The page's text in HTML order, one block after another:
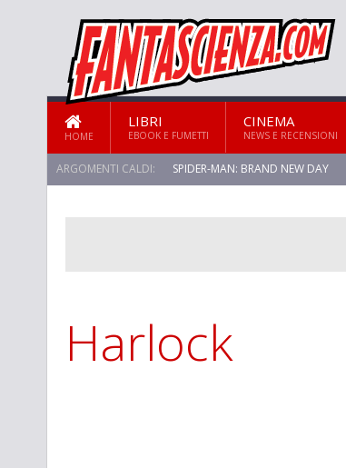
HOME
LIBRI
EBOOK E FUMETTI
CINEMA
NEWS E RECENSIONI
ARGOMENTI CALDI: SPIDER-MAN: BRAND NEW DAY
Harlock